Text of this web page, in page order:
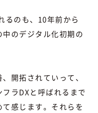
るのも、10年前から
のデジタル化初期の
開拓されていって、
ラDXと呼ばれるまで
感じます。それらを